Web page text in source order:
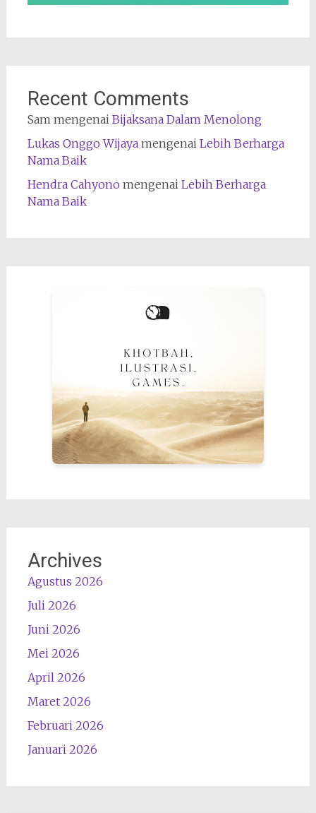
Recent Comments
Sammengenai Bijaksana Dalam Menolong
Lukas Onggo Wijayamengenai Lebih Berharga
Nama Baik
Hendra Cahyono mengenai Lebih Berharga
Nama Baik
Archives
Agustus 2026
Juli 2026
Juni 2026
Mei 2026
April 2026
Maret 2026
Februari 2026
Januari 2026